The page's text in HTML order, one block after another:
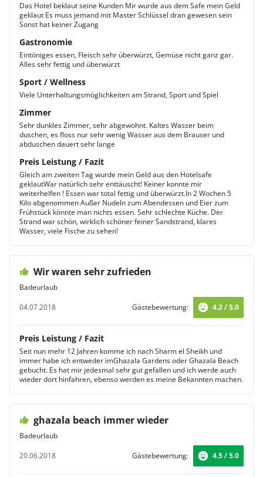
Das Hotel beklaut seine Kunden Mir wurde aus dem Safe mein Geld
geklaut Es muss jemand mit Master Schlüssel dran gewesen sein
Sonst hat keiner Zugang
Gastronomie
Eintöniges essen, Fleisch sehr überwürzt, Gemüse nicht ganz gar.
Alles sehr fettig und überwürzt
Sport / Wellness
Viele Unterhaltungsmöglichkeiten am Strand, Sport und Spiel
Zimmer
Sehr dunkles Zimmer, sehr abgewohnt. Kaltes Wasser beim
duschen, es floss nur sehr wenig Wasser aus dem Brauser und
abduschen dauert sehr lange
Preis Leistung / Fazit
Gleich am zweiten Tag wurde mein Geld aus den Hotelsafe
geklautWar natürlich sehr enttäuscht! Keiner konnte mir
weiterhelfen ! Essen war total fettig und überwürzt.In 2 Wochen 5
Kilo abgenommen Außer Nudeln zum Abendessen und Eier zum
Frühstück könnte man nichts essen. Sehr schlechte Küche. Der
Strand war schön, wirklich schöner feiner Sandstrand, klares
Wasser, viele Fische zu sehen!
Wir waren sehr zufrieden
Badeurlaub
04.07.2018
Gästebewertung: 4.2 / 5.0
Preis Leistung / Fazit
Seit nun mehr 12 Jahren komme ich nach Sharm el Sheikh und
immer habe ich entweder imGhazala Gardens oder Ghazala Beach
gebucht. Es hat mir jedesmal sehr gut gefallen und ich werde auch
wieder dort hinfahren, ebenso werden es meine Bekannten machen.
ghazala beach immer wieder
Badeurlaub
20.06.2018
Gästebewertung: 4.5 / 5.0